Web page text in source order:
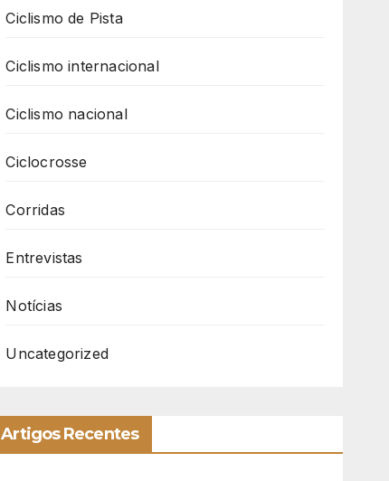
Ciclismo de Pista
Ciclismo internacional
Ciclismo nacional
Ciclocrosse
Corridas
Entrevistas
Notícias
Uncategorized
Artigos Recentes